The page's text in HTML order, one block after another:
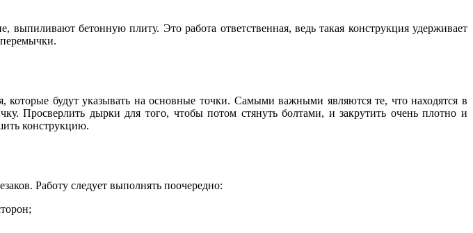
выпиливают бетонную плиту. Это работа ответственная, ведь такая конструкция удерживает
перемычки.
которые будут указывать на основные точки. Самыми важными являются те, что находятся в
Просверлить дырки для того, чтобы потом стянуть болтами, и закрутить очень плотно и
конструкцию.
Работу следует выполнять поочередно: